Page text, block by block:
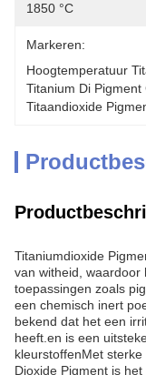
1850 °C
Markeren:
Hoogtemperatuur
Titanium Di Pigment
Titaandioxide
Titaniumdioxide
van witheid, waardoor
toepassingen zoals
een chemisch inert
bekend dat het een
heeft.en is een
kleurstoffenMet
Dioxide Pigment is